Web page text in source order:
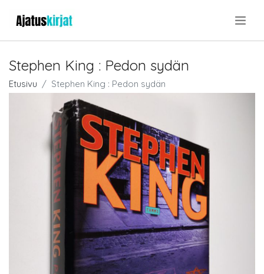
Stephen King : Pedon sydän
Etusivu Stephen King : Pedon sydän